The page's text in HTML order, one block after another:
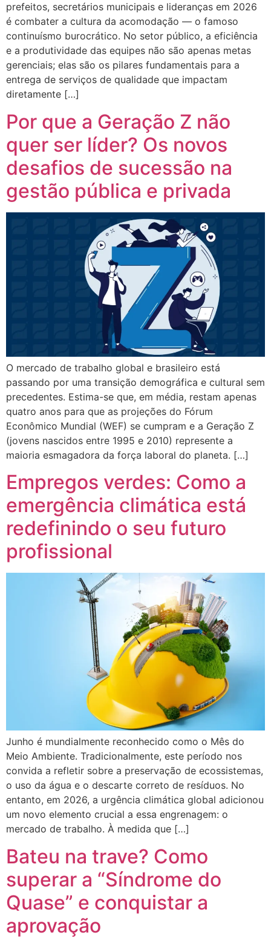
prefeitos, secretários municipais e lideranças em 2026
é combater a cultura da acomodação — o famoso
continuísmo burocrático. No setor público, a eficiência
e a produtividade das equipes não são apenas metas
gerenciais; elas são os pilares fundamentais para a
entrega de serviços de qualidade que impactam
diretamente […]
Por que a Geração Z não
quer ser líder? Os novos
desafios de sucessão na
gestão pública e privada
O mercado de trabalho global e brasileiro está
passando por uma transição demográfica e cultural sem
precedentes. Estima-se que, em média, restam apenas
quatro anos para que as projeções do Fórum
Econômico Mundial (WEF) se cumpram e a Geração Z
(jovens nascidos entre 1995 e 2010) represente a
maioria esmagadora da força laboral do planeta. […]
Empregos verdes: Como a
emergência climática está
redefinindo o seu futuro
profissional
Junho é mundialmente reconhecido como o Mês do
Meio Ambiente. Tradicionalmente, este período nos
convida a refletir sobre a preservação de ecossistemas,
o uso da água e o descarte correto de resíduos. No
entanto, em 2026, a urgência climática global adicionou
um novo elemento crucial a essa engrenagem: o
mercado de trabalho. À medida que […]
Bateu na trave? Como
superar a “Síndrome do
Quase” e conquistar a
aprovação